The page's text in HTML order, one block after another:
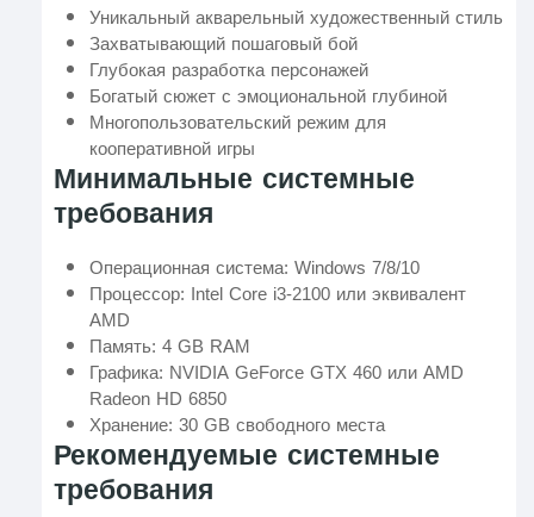
Уникальный акварельный художественный стиль
Захватывающий пошаговый бой
Глубокая разработка персонажей
Богатый сюжет с эмоциональной глубиной
Многопользовательский режим для
кооперативной игры
Минимальные системные
требования
Операционная система: Windows 7/8/10
Процессор: Intel Core i3-2100 или эквивалент
AMD
Память: 4 GB RAM
Графика: NVIDIA GeForce GTX 460 или AMD
Radeon HD 6850
Хранение: 30 GB свободного места
Рекомендуемые системные
требования